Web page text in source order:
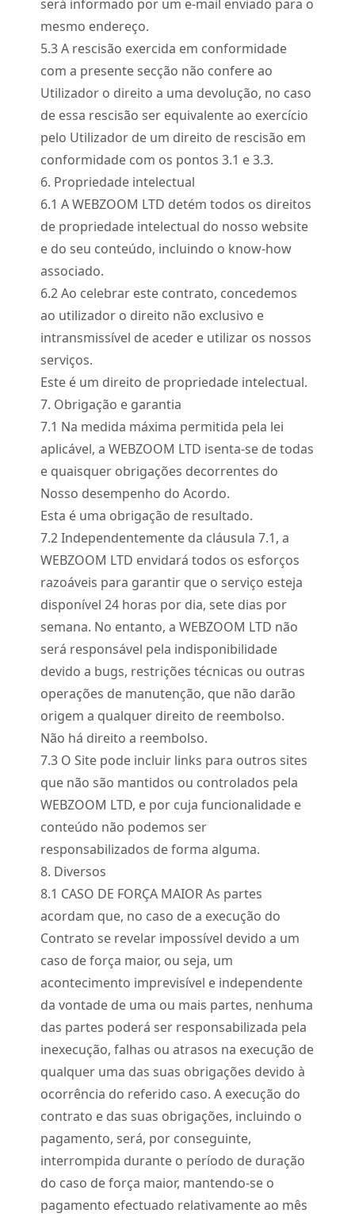
será informado por um e-mail enviado para o
mesmo endereço.
5.3A rescisão exercida em conformidade
com a presente secção não confere ao
Utilizador o direito a uma devolução, no caso
de essa rescisão ser equivalente ao exercício
pelo Utilizador de um direito de rescisão em
conformidade com os pontos 3.1 e 3.3.
6. Propriedade intelectual
6.1 A WEBZOOM LTD detém todos os direitos
de propriedade intelectual do nosso website
e do seu conteúdo, incluindo o know-how
associado.
6.2Ao celebrar este contrato, concedemos
ao utilizador o direito não exclusivo e
intransmissível de aceder e utilizar os nossos
serviços.
Este é um direito de propriedade intelectual.
7. Obrigação e garantia
7.1 Na medida máxima permitida pela lei
aplicável, a WEBZOOM LTD isenta-se de todas
e quaisquer obrigações decorrentes do
Nosso desempenho do Acordo.
Esta é uma obrigação de resultado.
7.2Independentemente da cláusula 7.1, a
WEBZOOM LTD envidará todos os esforços
razoáveis para garantir que o serviço esteja
disponível 24 horas por dia, sete dias por
semana. No entanto, a WEBZOOM LTD não
será responsável pela indisponibilidade
devido a bugs, restrições técnicas ou outras
operações de manutenção, que não darão
origem a qualquer direito de reembolso.
Não há direito a reembolso.
7.3O Site pode incluir links para outros sites
que não são mantidos ou controlados pela
WEBZOOM LTD, e por cuja funcionalidade e
conteúdo não podemos ser
responsabilizados de forma alguma.
8. Diversos
8.1 CASO DE FORÇA MAIOR As partes
acordam que, no caso de a execução do
Contrato se revelar impossível devido a um
caso de força maior, ou seja, um
acontecimento imprevisível e independente
da vontade de uma ou mais partes, nenhuma
das partes poderá ser responsabilizada pela
inexecução, falhas ou atrasos na execução de
qualquer uma das suas obrigações devido à
ocorrência do referido caso. A execução do
contrato e das suas obrigações, incluindo o
pagamento, será, por conseguinte,
interrompida durante o período de duração
do caso de força maior, mantendo-se o
pagamento efectuado relativamente ao mês